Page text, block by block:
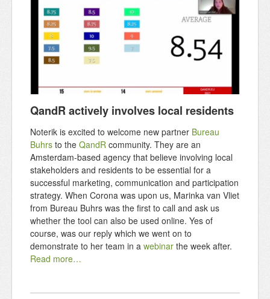
QandR actively involves local residents
Noterik is excited to welcome new partner Bureau
Buhrs to the QandR community. They are an
Amsterdam-based agency that believe involving local
stakeholders and residents to be essential for a
successful marketing, communication and participation
strategy. When Corona was upon us, Marinka van Vliet
from Bureau Buhrs was the first to call and ask us
whether the tool can also be used online. Yes of
course, was our reply which we went on to
demonstrate to her team in a webinar the week after.
Read more…